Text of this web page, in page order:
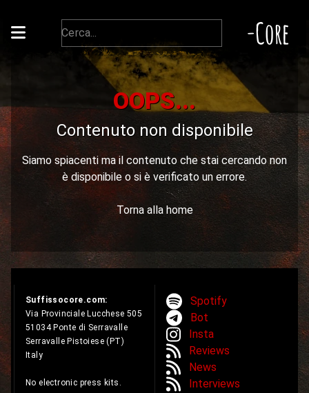
-Core
OOPS...
Contenuto non disponibile
Siamo spiacenti ma il contenuto che stai cercando non
è disponibile o si è verificato un errore.
Torna alla home
Suffissocore.com:
Via Provinciale Lucchese 505
51034 Ponte di Serravalle
Serravalle Pistoiese (PT)
Italy
No electronic press kits.
Spotify
Bot
Insta
Reviews
News
Interviews